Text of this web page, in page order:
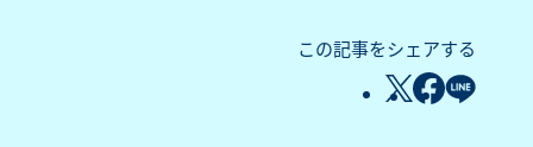
この記事をシェアする